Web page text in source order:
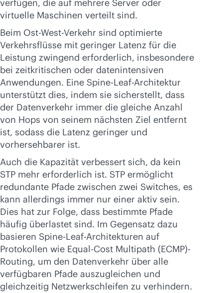
verfügen, die auf mehrere Server oder
virtuelle Maschinen verteilt sind.
Beim Ost-West-Verkehr sind optimierte
Verkehrsflüsse mit geringer Latenz für die
Leistung zwingend erforderlich, insbesondere
bei zeitkritischen oder datenintensiven
Anwendungen. Eine Spine-Leaf-Architektur
unterstützt dies, indem sie sicherstellt, dass
der Datenverkehr immer die gleiche Anzahl
von Hops von seinem nächsten Ziel entfernt
ist, sodass die Latenz geringer und
vorhersehbarer ist.
Auch die Kapazität verbessert sich, da kein
STP mehr erforderlich ist. STP ermöglicht
redundante Pfade zwischen zwei Switches, es
kann allerdings immer nur einer aktiv sein.
Dies hat zur Folge, dass bestimmte Pfade
häufig überlastet sind. Im Gegensatz dazu
basieren Spine-Leaf-Architekturen auf
Protokollen wie Equal-Cost Multipath (ECMP)-
Routing, um den Datenverkehr über alle
verfügbaren Pfade auszugleichen und
gleichzeitig Netzwerkschleifen zu verhindern.